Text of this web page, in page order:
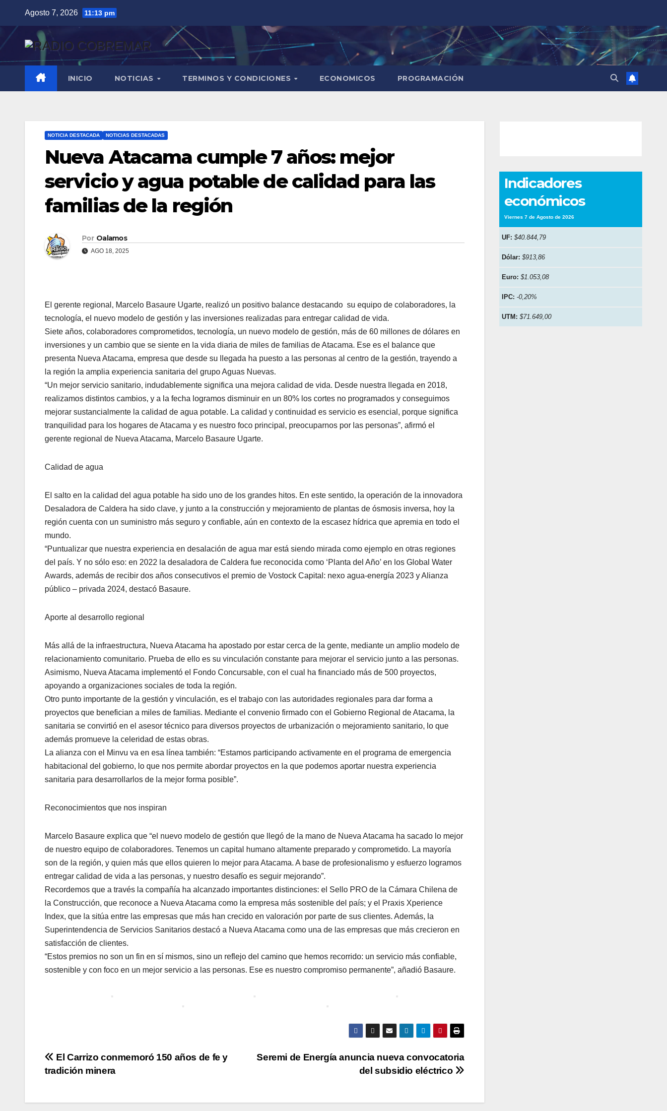
contenido
Agosto 7, 2026 11:13 pm
INICIO NOTICIAS TERMINOS Y CONDICIONES ECONOMICOS PROGRAMACIÓN
NOTICIA DESTACADA NOTICIAS DESTACADAS
Nueva Atacama cumple 7 años: mejor
servicio y agua potable de calidad para las
familias de la región
Por Oalamos
AGO 18, 2025
El gerente regional, Marcelo Basaure Ugarte, realizó un positivo balance destacando su equipo de colaboradores, la
tecnología, el nuevo modelo de gestión y las inversiones realizadas para entregar calidad de vida.
Siete años, colaboradores comprometidos, tecnología, un nuevo modelo de gestión, más de 60 millones de dólares en
inversiones y un cambio que se siente en la vida diaria de miles de familias de Atacama. Ese es el balance que
presenta Nueva Atacama, empresa que desde su llegada ha puesto a las personas al centro de la gestión, trayendo a
la región la amplia experiencia sanitaria del grupo Aguas Nuevas.
“Un mejor servicio sanitario, indudablemente significa una mejora calidad de vida. Desde nuestra llegada en 2018,
realizamos distintos cambios, y a la fecha logramos disminuir en un 80% los cortes no programados y conseguimos
mejorar sustancialmente la calidad de agua potable. La calidad y continuidad es servicio es esencial, porque significa
tranquilidad para los hogares de Atacama y es nuestro foco principal, preocuparnos por las personas”, afirmó el
gerente regional de Nueva Atacama, Marcelo Basaure Ugarte.
Calidad de agua
El salto en la calidad del agua potable ha sido uno de los grandes hitos. En este sentido, la operación de la innovadora
Desaladora de Caldera ha sido clave, y junto a la construcción y mejoramiento de plantas de ósmosis inversa, hoy la
región cuenta con un suministro más seguro y confiable, aún en contexto de la escasez hídrica que apremia en todo el
mundo.
“Puntualizar que nuestra experiencia en desalación de agua mar está siendo mirada como ejemplo en otras regiones
del país. Y no sólo eso: en 2022 la desaladora de Caldera fue reconocida como ‘Planta del Año’ en los Global Water
Awards, además de recibir dos años consecutivos el premio de Vostock Capital: nexo agua-energía 2023 y Alianza
público – privada 2024, destacó Basaure.
Aporte al desarrollo regional
Más allá de la infraestructura, Nueva Atacama ha apostado por estar cerca de la gente, mediante un amplio modelo de
relacionamiento comunitario. Prueba de ello es su vinculación constante para mejorar el servicio junto a las personas.
Asimismo, Nueva Atacama implementó el Fondo Concursable, con el cual ha financiado más de 500 proyectos,
apoyando a organizaciones sociales de toda la región.
Otro punto importante de la gestión y vinculación, es el trabajo con las autoridades regionales para dar forma a
proyectos que benefician a miles de familias. Mediante el convenio firmado con el Gobierno Regional de Atacama, la
sanitaria se convirtió en el asesor técnico para diversos proyectos de urbanización o mejoramiento sanitario, lo que
además promueve la celeridad de estas obras.
La alianza con el Minvu va en esa línea también: “Estamos participando activamente en el programa de emergencia
habitacional del gobierno, lo que nos permite abordar proyectos en la que podemos aportar nuestra experiencia
sanitaria para desarrollarlos de la mejor forma posible”.
Reconocimientos que nos inspiran
Marcelo Basaure explica que “el nuevo modelo de gestión que llegó de la mano de Nueva Atacama ha sacado lo mejor
de nuestro equipo de colaboradores. Tenemos un capital humano altamente preparado y comprometido. La mayoría
son de la región, y quien más que ellos quieren lo mejor para Atacama. A base de profesionalismo y esfuerzo logramos
entregar calidad de vida a las personas, y nuestro desafío es seguir mejorando”.
Recordemos que a través la compañía ha alcanzado importantes distinciones: el Sello PRO de la Cámara Chilena de
la Construcción, que reconoce a Nueva Atacama como la empresa más sostenible del país; y el Praxis Xperience
Index, que la sitúa entre las empresas que más han crecido en valoración por parte de sus clientes. Además, la
Superintendencia de Servicios Sanitarios destacó a Nueva Atacama como una de las empresas que más crecieron en
satisfacción de clientes.
“Estos premios no son un fin en sí mismos, sino un reflejo del camino que hemos recorrido: un servicio más confiable,
sostenible y con foco en un mejor servicio a las personas. Ese es nuestro compromiso permanente”, añadió Basaure.
Navegación
entradas
Seremi de Energía anuncia nueva convocatoria
del subsidio eléctrico
El Carrizo conmemoró 150 años de fe y
tradición minera
Indicadores
económicos
Viernes 7 de Agosto de 2026
UF: $40.844,79
Dólar: $913,86
Euro: $1.053,08
IPC: -0,20%
UTM: $71.649,00